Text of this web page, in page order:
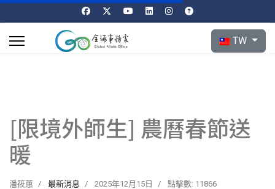
選擇你的語言
TW
[限境外師生] 農曆春節送
暖
潘筱蕙 最新消息 2025年12月15日 點擊數: 11866